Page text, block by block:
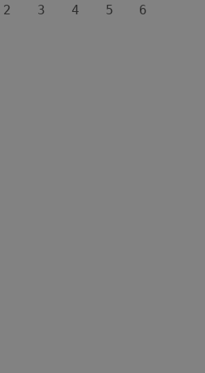
2 3 4 5 6